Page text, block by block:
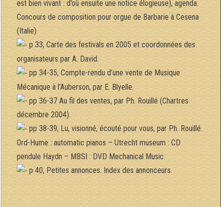
est bien vivant : d’où ensuite une notice élogieuse), agenda.
Concours de composition pour orgue de Barbarie à Cesena
(Italie)
p 33, Carte des festivals en 2005 et coordonnées des
organisateurs par A. David.
pp 34-35, Compte-rendu d’une vente de Musique
Mécanique à l’Auberson, par E. Blyelle.
pp 36-37 Au fil des ventes, par Ph. Rouillé (Chartres
décembre 2004).
pp 38-39, Lu, visionné, écouté pour vous, par Ph. Rouillé.
Ord-Hume : automatic pianos – Utrecht museum : CD
pendule Haydn – MBSI : DVD Mechanical Music.
p 40, Petites annonces. Index des annonceurs.